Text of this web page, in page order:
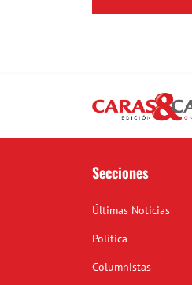
Secciones
Últimas Noticias
Política
Columnistas